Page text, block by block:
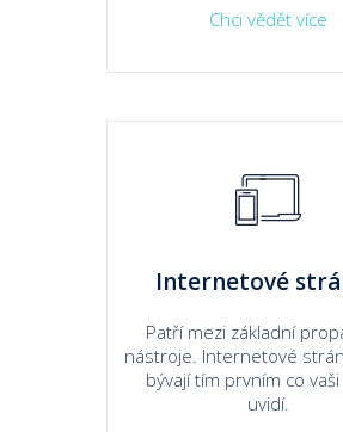
Chci vědět více
Internetové
Patří mezi základní
nástroje. Internetové
bývají tím prvním co
uvidí.